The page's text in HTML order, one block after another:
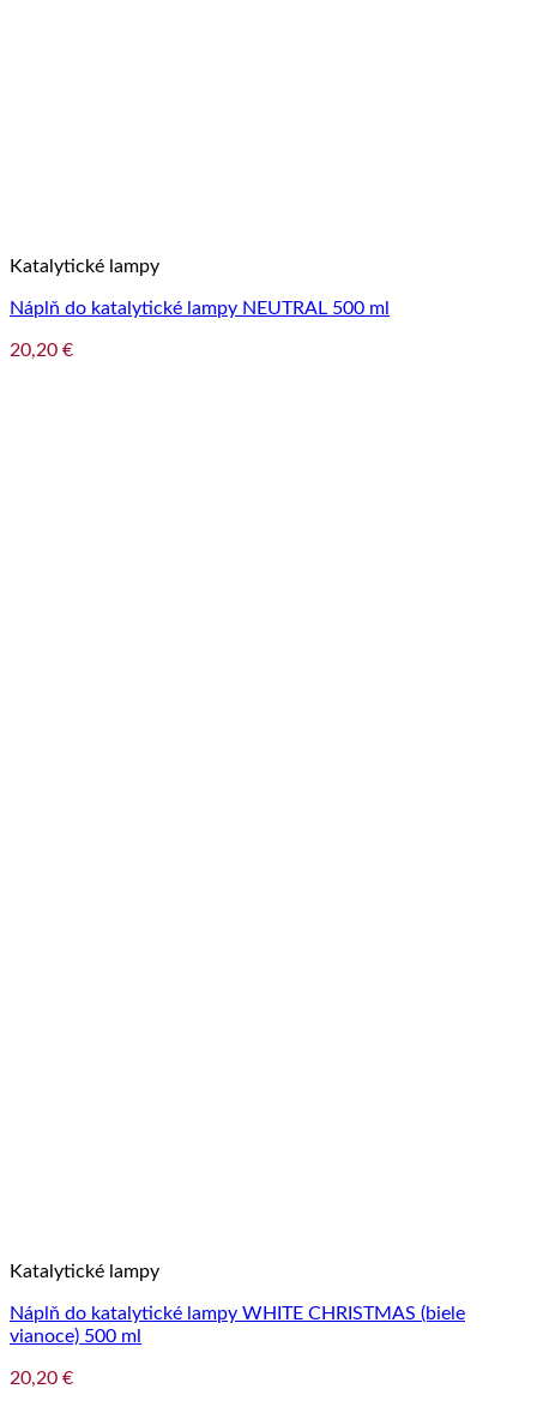
Katalytické lampy
Náplň do katalytické lampy NEUTRAL 500 ml
20,20 €
Katalytické lampy
Náplň do katalytické lampy WHITE CHRISTMAS (biele
vianoce) 500 ml
20,20 €